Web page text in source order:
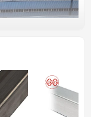
營企業和中國500强
最大的方管製造
鋼管、ERW鋼管、大
鋼管、不銹鋼管、鍍